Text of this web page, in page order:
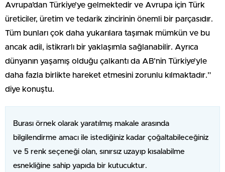
Avrupa’dan Türkiye’ye gelmektedir ve Avrupa için Türk
üreticiler, üretim ve tedarik zincirinin önemli bir parçasıdır.
Tüm bunları çok daha yukarılara taşımak mümkün ve bu
ancak adil, istikrarlı bir yaklaşımla sağlanabilir. Ayrıca
dünyanın yaşamış olduğu çalkantı da AB’nin Türkiye’yle
daha fazla birlikte hareket etmesini zorunlu kılmaktadır.”
diye konuştu.
Burası örnek olarak yaratılmış makale arasında
bilgilendirme amacı ile istediğiniz kadar çoğaltabileceğiniz
ve 5 renk seçeneği olan, sınırsız uzayıp kısalabilme
esnekliğine sahip yapıda bir kutucuktur.